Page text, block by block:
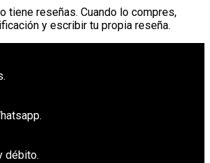
tiene reseñas. Cuando lo compres,
y escribir tu propia reseña.
débito.